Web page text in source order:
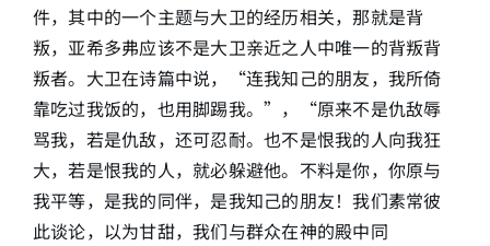
件，其中的一个主题与大卫的经历相关，那就是背
叛，亚希多弗应该不是大卫亲近之人中唯一的背叛背
叛者。大卫在诗篇中说，“连我知己的朋友，我所倚
靠吃过我饭的，也用脚踢我。”，“原来不是仇敌辱
骂我，若是仇敌，还可忍耐。也不是恨我的人向我狂
大，若是恨我的人，就必躲避他。不料是你，你原与
我平等，是我的同伴，是我知己的朋友！我们素常彼
此谈论，以为甘甜，我们与群众在神的殿中同